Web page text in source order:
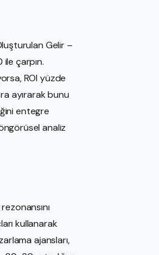
Gelir –
çarpın.
ROI yüzde
ayırarak bunu
entegre
analiz
kullanarak
ajansları,